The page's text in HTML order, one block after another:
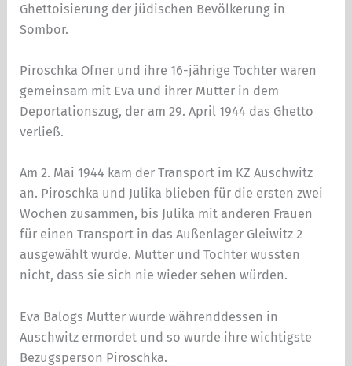
Ghettoisierung der jüdischen Bevölke­rung in
Sombor.
Piroschka Ofner und ihre 16-jährige Tochter waren
ge­meinsam mit Eva und ihrer Mutter in dem
Deportations­zug, der am 29. April 1944 das Ghetto
verließ.
Am 2. Mai 1944 kam der Transport im KZ Auschwitz
an. Piroschka und Julika blieben für die ersten zwei
Wo­chen zusammen, bis Julika mit anderen Frauen
für einen Transport in das Außenlager Gleiwitz 2
ausgewählt wur­de. Mutter und Tochter wussten
nicht, dass sie sich nie wieder sehen würden.
Eva Balogs Mutter wurde währenddessen in
Auschwitz ermordet und so wurde ihre wichtigste
Bezugsperson Piroschka.